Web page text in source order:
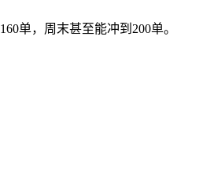
单，周末甚至能冲到200单。